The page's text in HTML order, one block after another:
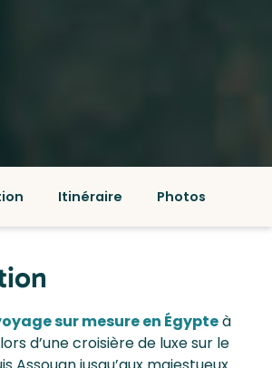
Itinéraire Photos
sur mesure en Égypteà
d’une croisière de luxe sur le